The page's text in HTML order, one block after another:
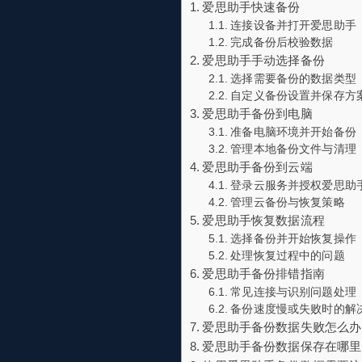
爱思助手快速备份
连接设备并打开爱思助手
完成备份后校验数据
爱思助手手动选择备份
选择需要备份的数据类型
自定义备份设置并保存方
爱思助手备份到电脑
准备电脑环境并开始备份
管理本地备份文件与清理
爱思助手备份到云端
登录云服务并授权爱思助
管理云备份与恢复策略
爱思助手恢复数据流程
选择备份并开始恢复操作
处理恢复过程中的问题
爱思助手备份排错指南
常见连接与识别问题处理
备份速度慢或失败时的解
爱思助手备份数据失败怎么办
爱思助手备份数据保存在哪里